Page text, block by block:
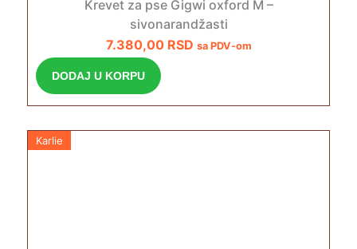
Krevet za pse Gigwi oxford M –
sivonarandžasti
7.380,00 RSD sa PDV-om
DODAJ U KORPU
Karlie